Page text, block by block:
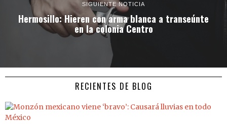
SIGUIENTE NOTICIA
Hermosillo: Hieren con arma blanca a transeúnte
en la colonia Centro
RECIENTES DE BLOG